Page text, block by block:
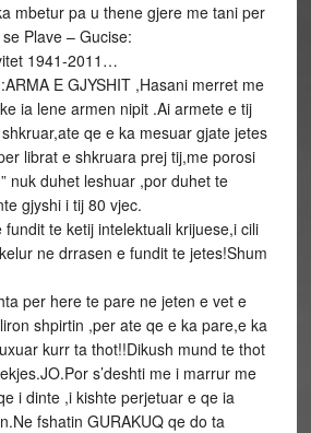
mbetur pa u thene gjere me tani per
Plave – Gucise:
1941-2011…
E GJYSHIT ,Hasani merret me
ia lene armen nipit .Ai armete e tij
qe e ka mesuar gjate jetes
librat e shkruara prej tij,me porosi
nuk duhet leshuar ,por duhet te
gjyshi i tij 80 vjec.
te ketij intelektuali krijuese,i cili
ne drrasen e fundit te jetes!Shum
per here te pare ne jeten e vet e
shpirtin ,per ate qe e ka pare,e ka
kurr ta thot!!Dikush mund te thot
s’deshti me i marrur me
i dinte ,i kishte perjetuar e qe ia
fshatin GURAKUQ qe do ta